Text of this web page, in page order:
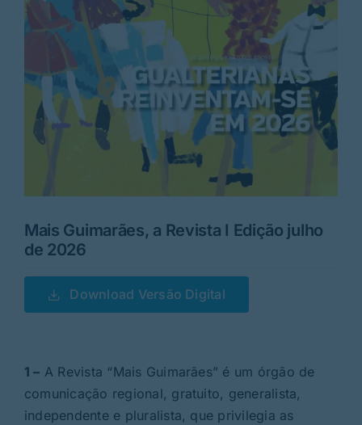
Rubricas
Revista
Mais Guimarães, a Revista I Edição julho
de 2026
Download Versão Digital
1 – A Revista “Mais Guimarães” é um órgão de
comunicação regional, gratuito, generalista,
independente e pluralista, que privilegia as